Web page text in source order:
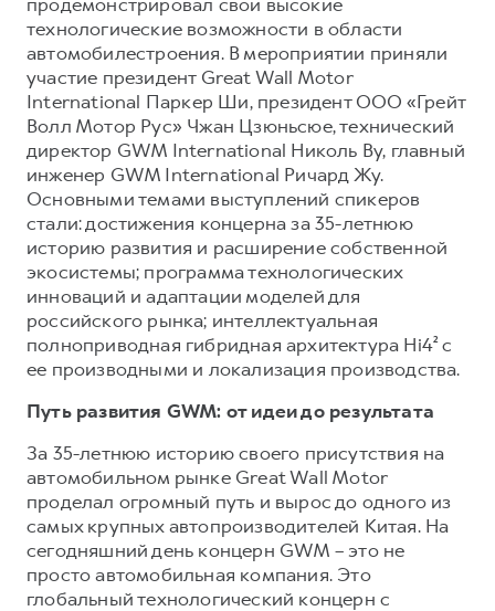
HAVAL Лизинг
АКСЕССУАРЫ HAVAL
Автомобильные аксессуары
Коллекция PRO
Коллекция Базовая
Коллекция Детская
АКСЕССУАРЫ HAVAL
Автомобильные аксессуары
Коллекция PRO
Коллекция Базовая
Коллекция Детская
технологические возможности в области
автомобилестроения. В мероприятии приняли
участие президент Great Wall Motor
International Паркер Ши, президент ООО «Грейт
Волл Мотор Рус» Чжан Цзюньсюе, технический
директор GWM International Николь Ву, главный
инженер GWM International Ричард Жу.
Основными темами выступлений спикеров
стали: достижения концерна за 35-летнюю
историю развития и расширение собственной
экосистемы; программа технологических
инноваций и адаптации моделей для
российского рынка; интеллектуальная
полноприводная гибридная архитектура Hi4² с
ее производными и локализация производства.
Путь развития GWM: от идеи до результата
За 35-летнюю историю своего присутствия на
автомобильном рынке Great Wall Motor
проделал огромный путь и вырос до одного из
самых крупных автопроизводителей Китая. На
сегодняшний день концерн GWM – это не
просто автомобильная компания. Это
глобальный технологический концерн с